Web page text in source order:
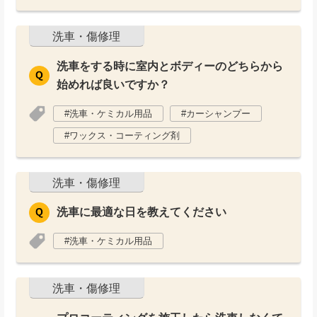
洗車・傷修理
洗車をする時に室内とボディーのどちらから
始めれば良いですか？
洗車・ケミカル用品 カーシャンプー
ワックス・コーティング剤
洗車・傷修理
洗車に最適な日を教えてください
洗車・ケミカル用品
洗車・傷修理